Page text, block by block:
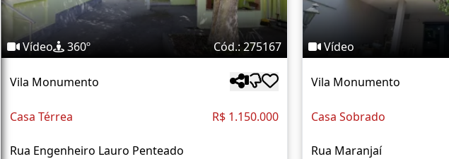
Vídeo 360º Cód.: 275167
Vila Monumento
Casa Térrea R$ 1.150.000
Rua Engenheiro Lauro Penteado
Vídeo
Vila Monumento
Casa Sobrado
Rua Maranjaí